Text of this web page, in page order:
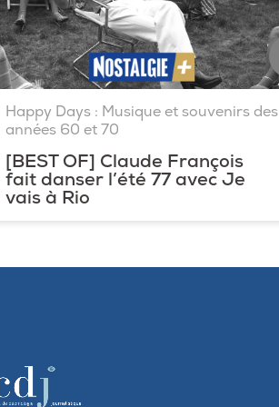
Happy Days : Musique et souvenirs des
années 60 et 70
[BEST OF] Claude François
fait danser l’été 77 avec Je
vais à Rio